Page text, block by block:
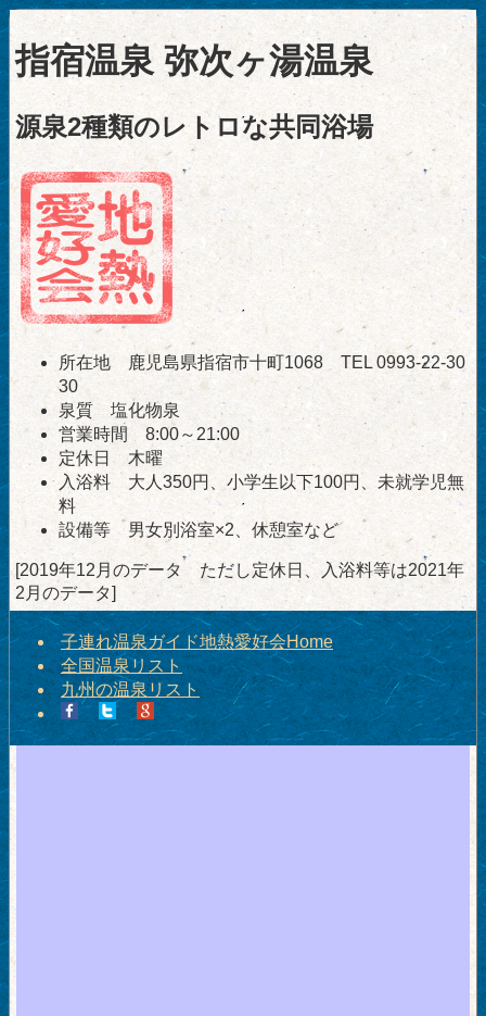
指宿温泉 弥次ヶ湯温泉
源泉2種類のレトロな共同浴場
所在地 鹿児島県指宿市十町1068 TEL 0993-22-30
30
泉質 塩化物泉
営業時間 8:00～21:00
定休日 木曜
入浴料 大人350円、小学生以下100円、未就学児無
料
設備等 男女別浴室×2、休憩室など
[2019年12月のデータ ただし定休日、入浴料等は2021年
2月のデータ]
子連れ温泉ガイド地熱愛好会Home
全国温泉リスト
九州の温泉リスト